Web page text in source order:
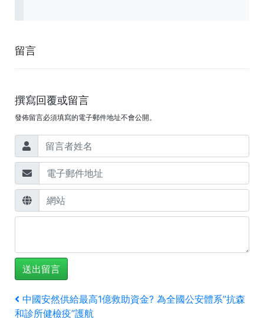
留言
撰寫回覆或留言
發佈留言必須填寫的電子郵件地址不會公開。
文
上
一
中國安然供給最高1億救助資金? 為全國公安體系”抗森
和診所健檢疫”護航